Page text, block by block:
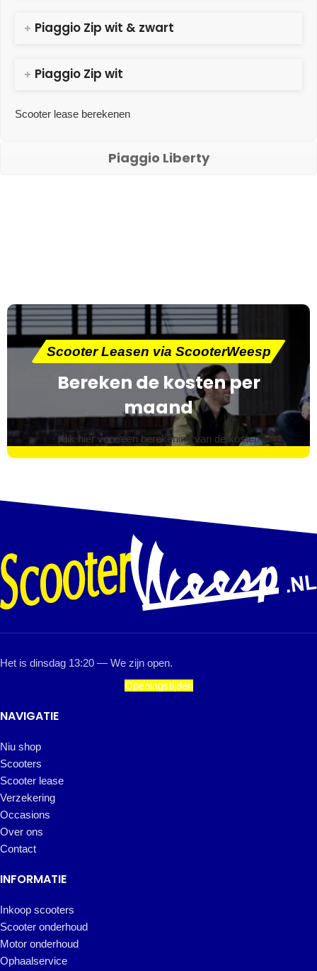
Piaggio Zip wit & zwart
Piaggio Zip wit
Scooter lease berekenen
Piaggio Liberty
Scooter Leasen via ScooterWeesp
Bereken de kosten per
maand
Klik hier voor een berekening van de kosten
Het is dinsdag 13:20 — We zijn open.
Openingstijden
NAVIGATIE
Niu shop
Scooters
Scooter lease
Verzekering
Occasions
Over ons
Contact
INFORMATIE
Inkoop scooters
Scooter onderhoud
Motor onderhoud
Ophaalservice